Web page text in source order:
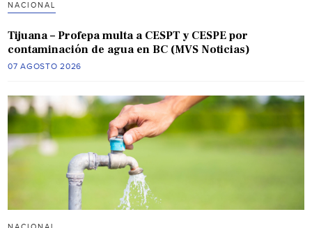
NACIONAL
Tijuana – Profepa multa a CESPT y CESPE por
contaminación de agua en BC (MVS Noticias)
07 AGOSTO 2026